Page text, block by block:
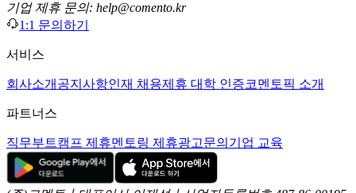
기업 제휴 문의: help@comento.kr
1:1 문의하기
서비스
회사소개 공지사항인재 채용제휴 대학 인증코멘토픽 소개
파트너스
직무부트캠프 제휴멘토링 제휴광고문의 기업 교육